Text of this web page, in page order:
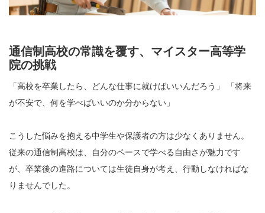
通信制高校の常識を覆す、マイスター高等学
院の挑戦
「高校を卒業したら、どんな仕事に就けばいいんだろう」 「将来
が不安で、何を学べばいいのか分からない」
こうした悩みを抱える中学生や保護者の方は少なくありません。
従来の通信制高校は、自分のペースで学べる自由さが魅力です
が、卒業後の進路については生徒自身が考え、行動しなければな
りませんでした。